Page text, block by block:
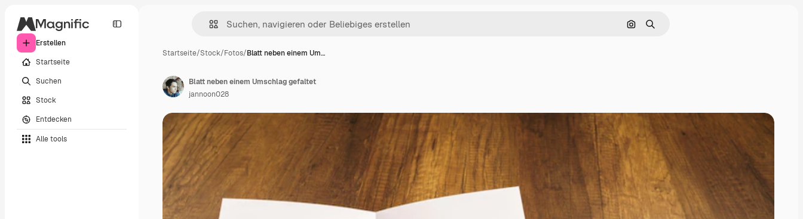
Erstellen
Startseite
Suchen
Stock
Entdecken
Alle tools
Nach Bild suchen
Suchen
Startseite/Stock/Fotos/Blatt neben einem Um…
Blatt neben einem Umschlag gefaltet
jannoon028